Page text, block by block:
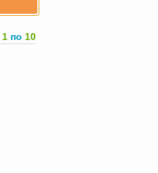
1 по 10